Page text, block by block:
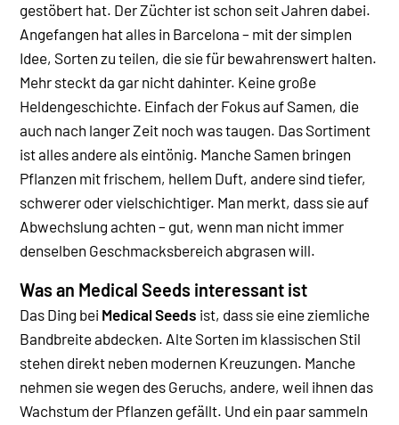
gestöbert hat. Der Züchter ist schon seit Jahren dabei.
Angefangen hat alles in Barcelona – mit der simplen
Idee, Sorten zu teilen, die sie für bewahrenswert halten.
Mehr steckt da gar nicht dahinter. Keine große
Heldengeschichte. Einfach der Fokus auf Samen, die
auch nach langer Zeit noch was taugen. Das Sortiment
ist alles andere als eintönig. Manche Samen bringen
Pflanzen mit frischem, hellem Duft, andere sind tiefer,
schwerer oder vielschichtiger. Man merkt, dass sie auf
Abwechslung achten – gut, wenn man nicht immer
denselben Geschmacksbereich abgrasen will.
Was an Medical Seeds interessant ist
Das Ding bei Medical Seeds ist, dass sie eine ziemliche
Bandbreite abdecken. Alte Sorten im klassischen Stil
stehen direkt neben modernen Kreuzungen. Manche
nehmen sie wegen des Geruchs, andere, weil ihnen das
Wachstum der Pflanzen gefällt. Und ein paar sammeln